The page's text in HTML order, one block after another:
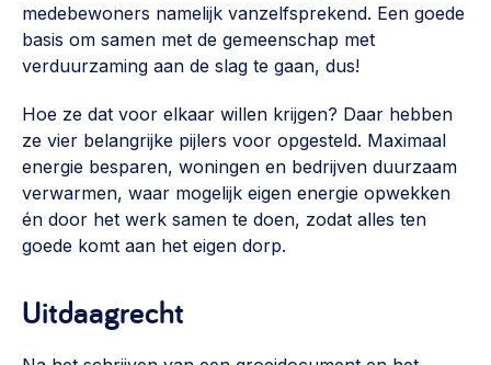
Meebeslissen
Uitdaagrecht, gemeenschapsfondsen, lokale democratie >
Samenwerken en lokale politiek
Lobbyen, invloed uitoefenen, maatschappelijke impact >
Omgevingswet en gebiedsontwikkeling
invoering omgevingswet, participatie,
gebiedsontwikkeling>
medebewoners namelijk vanzelfsprekend. Een goede
basis om samen met de gemeenschap met
verduurzaming aan de slag te gaan, dus!
Hoe ze dat voor elkaar willen krijgen? Daar hebben
ze vier belangrijke pijlers voor opgesteld. Maximaal
energie besparen, woningen en bedrijven duurzaam
verwarmen, waar mogelijk eigen energie opwekken
én door het werk samen te doen, zodat alles ten
goede komt aan het eigen dorp.
Uitdaagrecht